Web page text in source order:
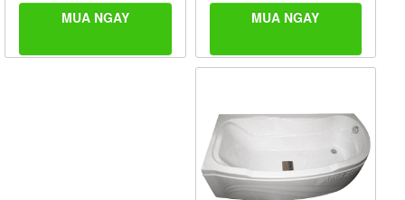
MUA NGAY
MUA NGAY